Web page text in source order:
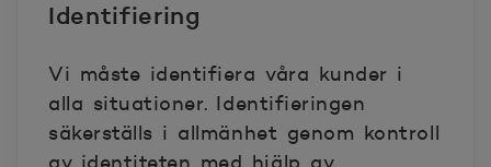
Identifiering
Vi måste identifiera våra kunder i
alla situationer. Identifieringen
säkerställs i allmänhet genom kontroll